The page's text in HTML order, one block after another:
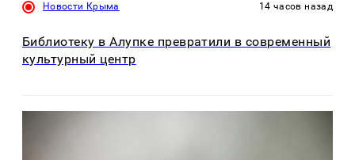
Новости Крыма 14 часов назад
Библиотеку в Алупке превратили в современный
культурный центр